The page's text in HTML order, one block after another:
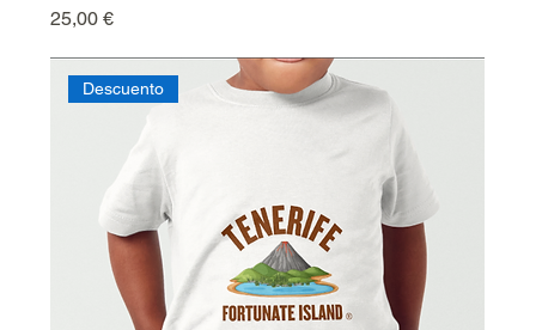
Preis
25,00 €
Descuento